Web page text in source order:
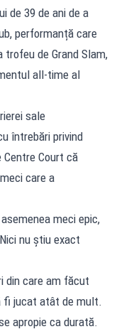
de 39 de ani de a
performanță care
de Grand Slam,
all-time al
sale
întrebări privind
Centre Court că
care a
meci epic,
nu știu exact
din care am făcut
fi jucat atât de mult.
apropie ca durată.